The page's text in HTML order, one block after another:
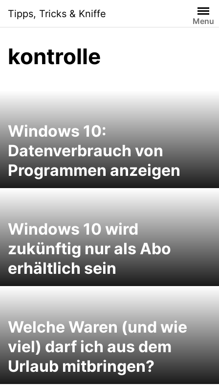
i
Tipps, Tricks & Kniffe
Menu
kontrolle
Windows 10:
Datenverbrauch von
Programmen anzeigen
Windows 10 wird
zukünftig nur als Abo
erhältlich sein
Welche Waren (und wie
viel) darf ich aus dem
Urlaub mitbringen?